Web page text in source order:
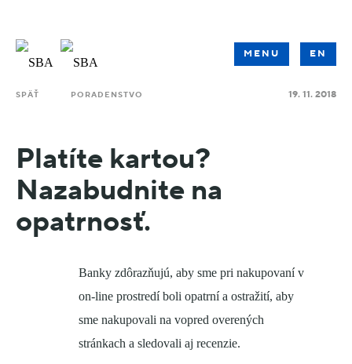
MENU EN
SPÄŤ PORADENSTVO 19. 11. 2018
Platíte kartou?
Nazabudnite na
opatrnosť.
Banky zdôrazňujú, aby sme pri nakupovaní v
on-line prostredí boli opatrní a ostražití, aby
sme nakupovali na vopred overených
stránkach a sledovali aj recenzie.